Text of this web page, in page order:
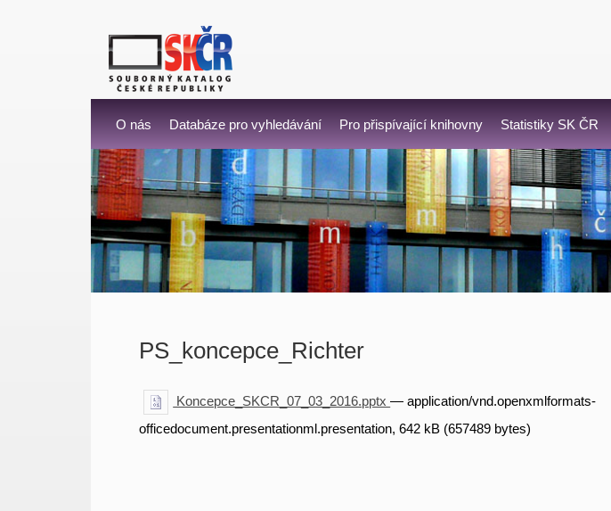
O nás Databáze pro vyhledávání Pro přispívající knihovny Statistiky SK ČR
PS_koncepce_Richter
Koncepce_SKCR_07_03_2016.pptx— application/vnd.openxmlformats-
officedocument.presentationml.presentation, 642 kB (657489 bytes)